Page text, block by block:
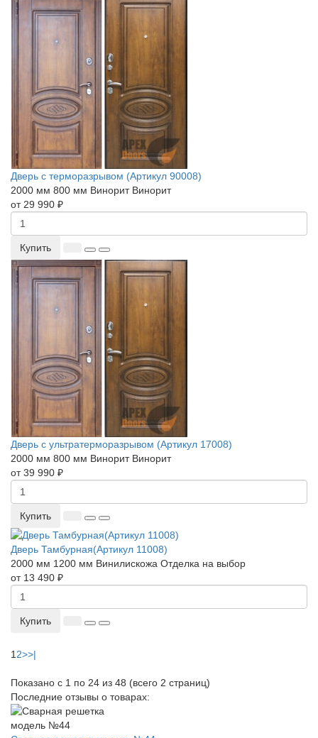
Дверь с терморазрывом (Артикул 90008)
2000 мм 800 мм Винорит Винорит
от 29 990 ₽
Купить
Дверь с ультратерморазрывом (Артикул 17008)
2000 мм 800 мм Винорит Винорит
от 39 990 ₽
Купить
Дверь Тамбурная(Артикул 11008)
2000 мм 1200 мм Винилискожа Отделка на выбор
от 13 490 ₽
Купить
1 2>>|
Показано с 1 по 24 из 48 (всего 2 страниц)
Последние отзывы о товарах: